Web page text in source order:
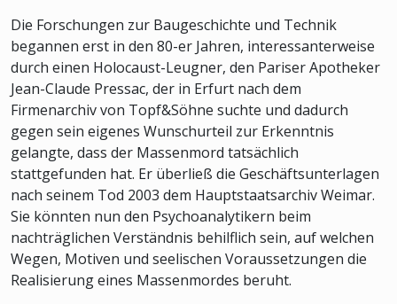
Die Forschungen zur Baugeschichte und Technik
begannen erst in den 80-er Jahren, interessanterweise
durch einen Holocaust-Leugner, den Pariser Apotheker
Jean-Claude Pressac, der in Erfurt nach dem
Firmenarchiv von Topf&Söhne suchte und dadurch
gegen sein eigenes Wunschurteil zur Erkenntnis
gelangte, dass der Massenmord tatsächlich
stattgefunden hat. Er überließ die Geschäftsunterlagen
nach seinem Tod 2003 dem Hauptstaatsarchiv Weimar.
Sie könnten nun den Psychoanalytikern beim
nachträglichen Verständnis behilflich sein, auf welchen
Wegen, Motiven und seelischen Voraussetzungen die
Realisierung eines Massenmordes beruht.